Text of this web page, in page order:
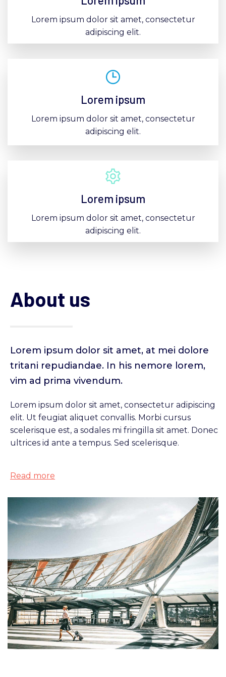
Skip
to
content
Lorem ipsum dolor sit amet, consectetur
adipiscing elit.
Lorem ipsum
Lorem ipsum dolor sit amet, consectetur
adipiscing elit.
Lorem ipsum
Lorem ipsum dolor sit amet, consectetur
adipiscing elit.
About us
Lorem ipsum dolor sit amet, at mei dolore
tritani repudiandae. In his nemore lorem,
vim ad prima vivendum.
Lorem ipsum dolor sit amet, consectetur adipiscing
elit. Ut feugiat aliquet convallis. Morbi cursus
scelerisque est, a sodales mi fringilla sit amet. Donec
ultrices id ante a tempus. Sed scelerisque.
Read more